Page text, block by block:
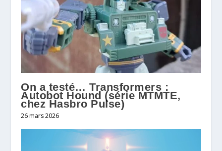
On a testé… Transformers :
Autobot Hound (série MTMTE,
chez Hasbro Pulse)
26 mars 2026